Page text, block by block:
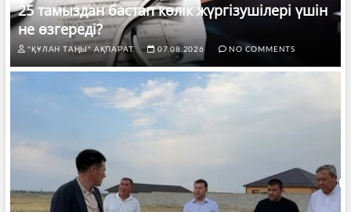
25 тамыздан бастап көлік жүргізушілері үшін
не өзгереді?
"ҚҰЛАН ТАҢЫ" АҚПАРАТ. 07.08.2026 NO COMMENTS